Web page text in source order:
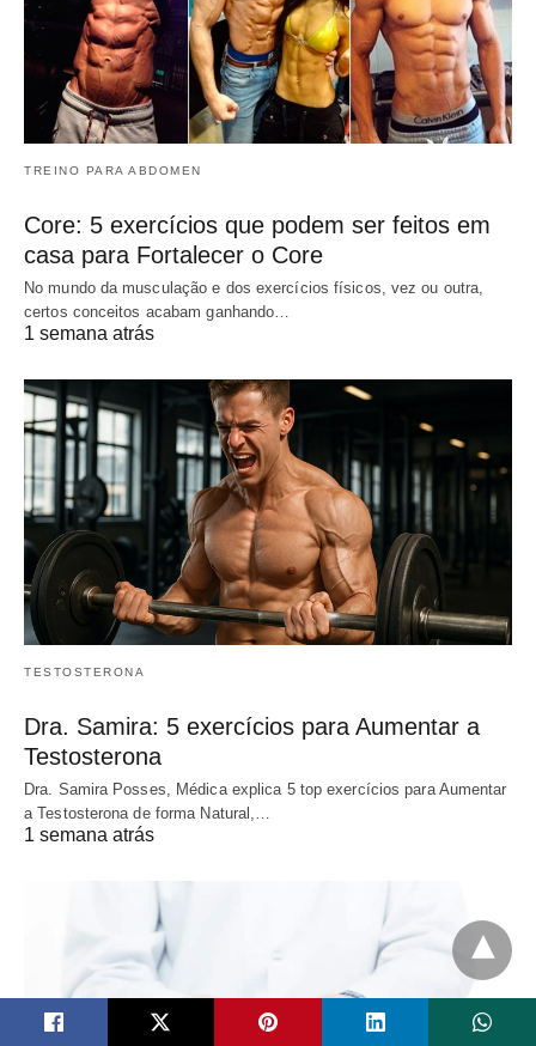
TREINO PARA ABDOMEN
Core: 5 exercícios que podem ser feitos em
casa para Fortalecer o Core
No mundo da musculação e dos exercícios físicos, vez ou outra,
certos conceitos acabam ganhando…
1 semana atrás
TESTOSTERONA
Dra. Samira: 5 exercícios para Aumentar a
Testosterona
Dra. Samira Posses, Médica explica 5 top exercícios para Aumentar
a Testosterona de forma Natural,…
1 semana atrás